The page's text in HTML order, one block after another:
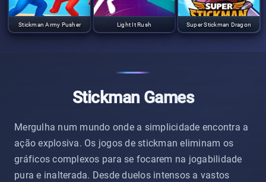
Stickman Army Pusher Light It Rush Super Stickman Dragon
Stickman Games
Mergulha num mundo onde a simplicidade encontra a
ação explosiva. Os jogos de stickman eliminam os
gráficos complexos para se focarem na jogabilidade
pura e inalterada. Desde duelos intensos a vastos